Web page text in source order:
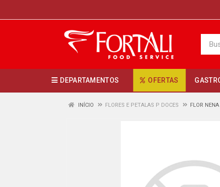
DEPARTAMENTOS OFERTAS
INÍCIO FLORES E PETALAS P DOCES FLOR NENA